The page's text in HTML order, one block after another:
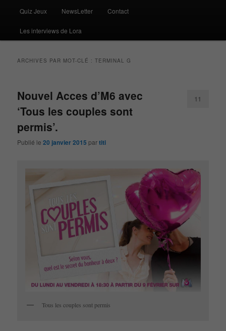
Quiz Jeux NewsLetter Contact
Les interviews de Lora
ARCHIVES PAR MOT-CLÉ :TERMINAL G
Nouvel Acces d’M6 avec
‘Tous les couples sont
permis’.
Publié le20 janvier 2015 partiti
11
Tous les couples sont permis